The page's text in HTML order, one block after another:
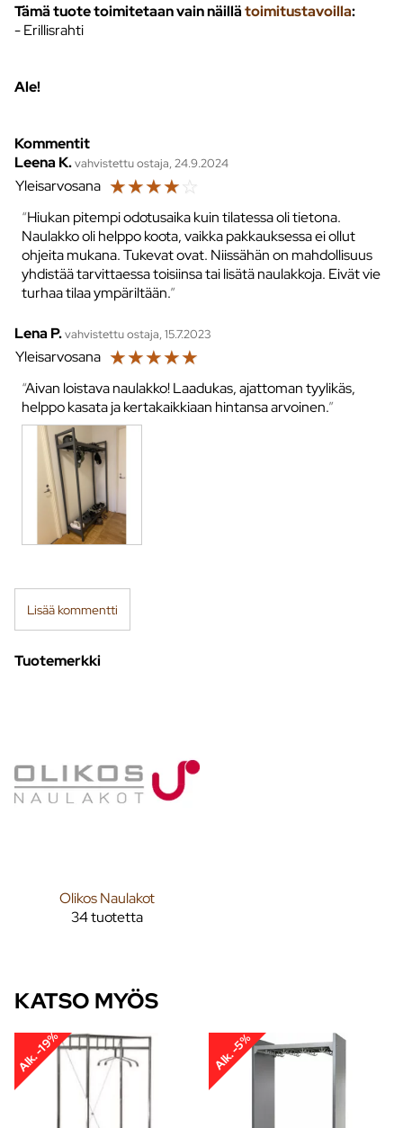
Tämä tuote toimitetaan vain näillätoimitustavoilla:
- Erillisrahti
Ale!
Kommentit
Leena K.vahvistettu ostaja, 24.9.2024
Yleisarvosana ☆☆☆☆☆
Hiukan pitempi odotusaika kuin tilatessa oli tietona.
Naulakko oli helppo koota, vaikka pakkauksessa ei ollut
ohjeita mukana. Tukevat ovat. Niissähän on mahdollisuus
yhdistää tarvittaessa toisiinsa tai lisätä naulakkoja. Eivät vie
turhaa tilaa ympäriltään.
Lena P.vahvistettu ostaja, 15.7.2023
Yleisarvosana ☆☆☆☆☆
Aivan loistava naulakko! Laadukas, ajattoman tyylikäs,
helppo kasata ja kertakaikkiaan hintansa arvoinen.
Lisää kommentti
Tuotemerkki
Olikos Naulakot
34 tuotetta
KATSO MYÖS
Alk. -19% Alk. -5%